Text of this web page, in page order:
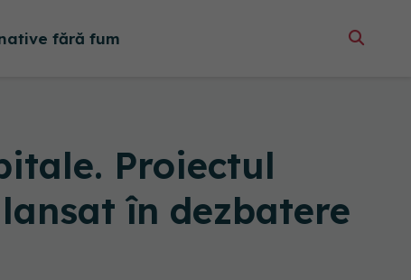
fără fum
Proiectul
în dezbatere